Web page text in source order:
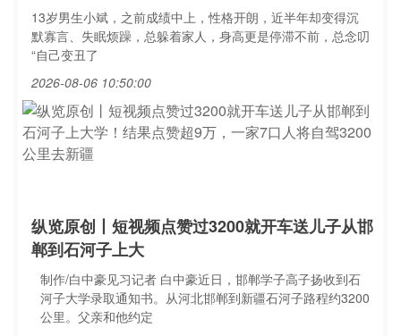
13岁男生小斌，之前成绩中上，性格开朗，近半年却变得沉
默寡言、失眠烦躁，总躲着家人，身高更是停滞不前，总念叨
“自己变丑了
2026-08-06 10:50:00
纵览原创丨短视频点赞过3200就开车送儿子从邯
郸到石河子上大
制作/白中豪见习记者 白中豪近日，邯郸学子高子扬收到石
河子大学录取通知书。从河北邯郸到新疆石河子路程约3200
公里。父亲和他约定